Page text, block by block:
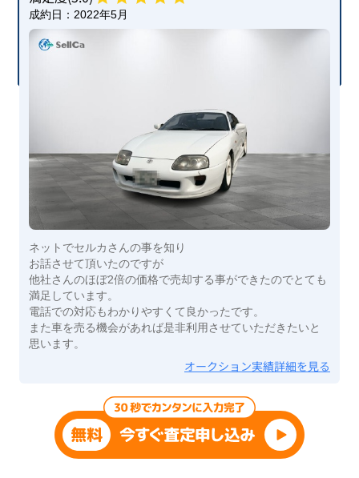
成約日： 2022年5月
ネットでセルカさんの事を知り
お話させて頂いたのですが
他社さんのほぼ2倍の価格で売却する事ができたのでとても
満足しています。
電話での対応もわかりやすくて良かったです。
また車を売る機会があれば是非利用させていただきたいと
思います。
オークション実績詳細を見る